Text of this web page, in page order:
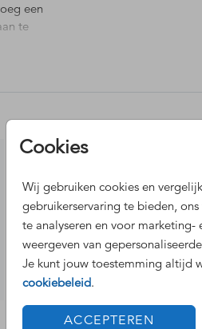
Cookies
Wij gebruiken cookies en
gebruikerservaring te bieden,
te analyseren en voor
weergeven van
Je kunt jouw toestemming altijd
cookiebeleid.
ACCEPTEREN
een
te